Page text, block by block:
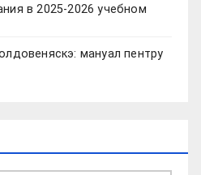
в 2025-2026 учебном
мануал пентру